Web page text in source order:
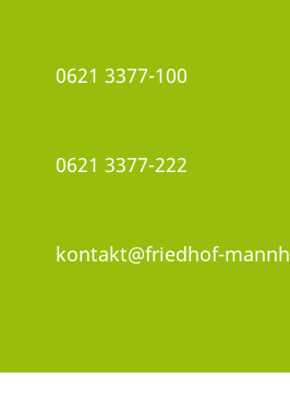
0621 3377-100
0621 3377-222
kontakt@friedhof-